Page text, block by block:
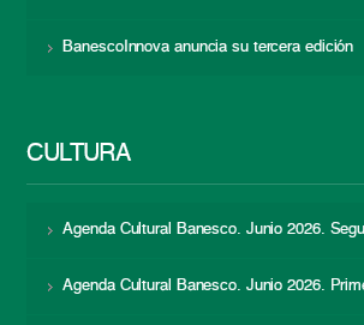
BanescoInnova anuncia su tercera edición
CULTURA
Agenda Cultural Banesco. Junio 2026.
Agenda Cultural Banesco. Junio 2026.